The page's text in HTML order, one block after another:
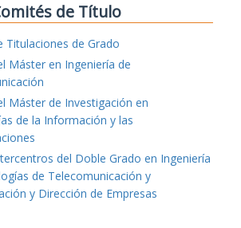
de Título
Titulaciones de Grado
Máster en Ingeniería de
Máster de Investigación en
de la Información y las
del Doble Grado en Ingeniería
de Telecomunicación y
y Dirección de Empresas